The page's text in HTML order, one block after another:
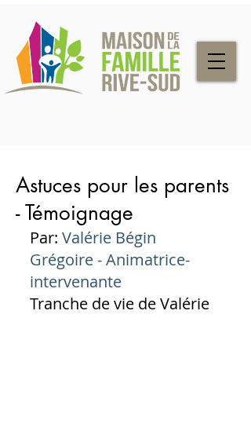
Astuces pour les parents
- Témoignage
Par: Valérie Bégin
Grégoire - Animatrice-
intervenante
Tranche de vie de Valérie